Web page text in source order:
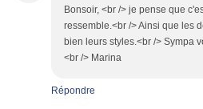
Bonsoir, <br /> je pense que
ressemble.<br /> Ainsi que les
bien leurs styles.<br /> Sympa
<br /> Marina
Répondre